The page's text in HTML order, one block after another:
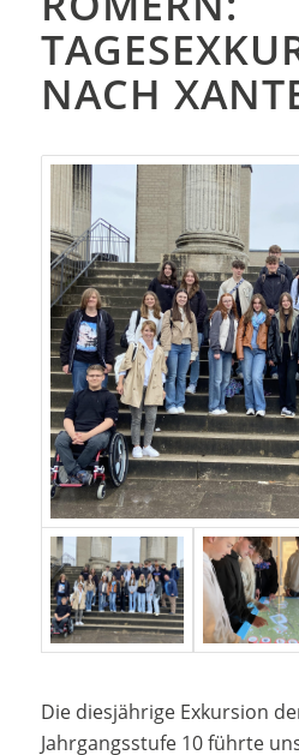
NACH
Die diesjährige Exkursion
Jahrgangsstufe 10 führte